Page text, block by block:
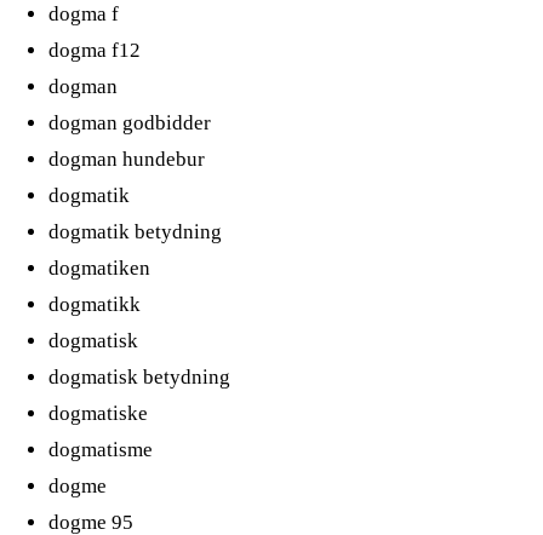
dogma f
dogma f12
dogman
dogman godbidder
dogman hundebur
dogmatik
dogmatik betydning
dogmatiken
dogmatikk
dogmatisk
dogmatisk betydning
dogmatiske
dogmatisme
dogme
dogme 95